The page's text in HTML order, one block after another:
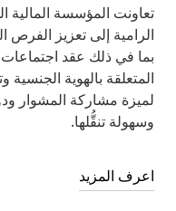
تعاونت المؤسسة المالية
الرامية إلى تعزيز الفرص
بما في ذلك عقد
المتعلقة بالهوية
لميزة مشاركة المشوار
وسهولة تنقُّلها.
اعرف المزيد